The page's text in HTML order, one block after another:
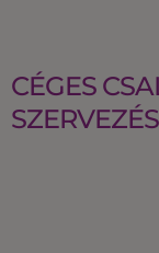
CÉGES